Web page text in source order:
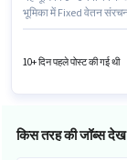
भूमिका में Fixed वेतन
यह नौकरी पेराम्बुर, चेन्नई में
10+ दिन पहले पोस्ट की गई थी
किस तरह की जॉब्स